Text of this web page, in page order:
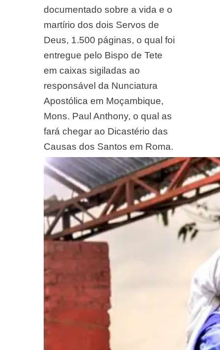
documentado sobre a vida e o
martírio dos dois Servos de
Deus, 1.500 páginas, o qual foi
entregue pelo Bispo de Tete
em caixas sigiladas ao
responsável da Nunciatura
Apostólica em Moçambique,
Mons. Paul Anthony, o qual as
fará chegar ao Dicastério das
Causas dos Santos em Roma.